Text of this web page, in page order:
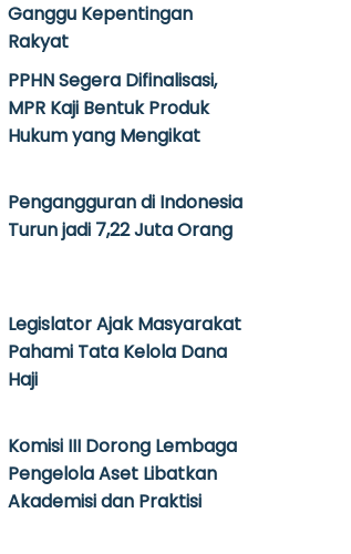
Ganggu Kepentingan
Rakyat
PPHN Segera Difinalisasi,
MPR Kaji Bentuk Produk
Hukum yang Mengikat
Pengangguran di Indonesia
Turun jadi 7,22 Juta Orang
Legislator Ajak Masyarakat
Pahami Tata Kelola Dana
Haji
Komisi III Dorong Lembaga
Pengelola Aset Libatkan
Akademisi dan Praktisi